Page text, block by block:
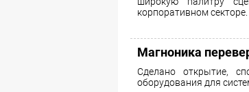
корпоративном секторе.
Магноника
Сделано открытие,
оборудования для